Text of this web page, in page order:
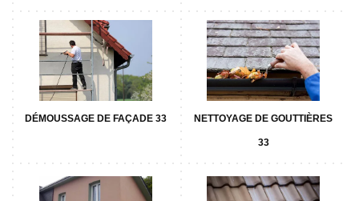
DÉMOUSSAGE DE FAÇADE 33 NETTOYAGE DE GOUTTIÈRES
33